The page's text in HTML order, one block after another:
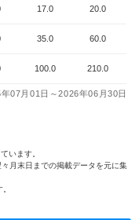
17.0 20.0
35.0 60.0
100.0 210.0
07月01日～2026年06月30日
います。
月末日までの掲載データを元に集